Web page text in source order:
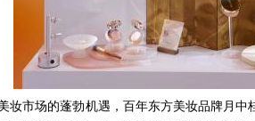
妆市场的蓬勃机遇，百年东方美妆品牌月中